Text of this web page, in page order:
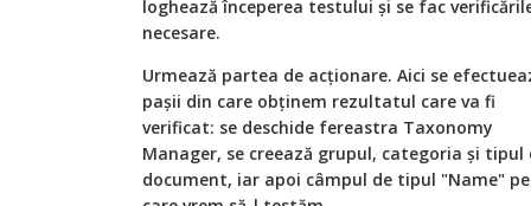
loghează începerea testului și se fac
necesare.
Urmează partea de acționare. Aici se
pașii din care obținem rezultatul care va fi
verificat: se deschide fereastra Taxonomy
Manager, se creează grupul, categoria și tipul
document, iar apoi câmpul de tipul "Name" pe